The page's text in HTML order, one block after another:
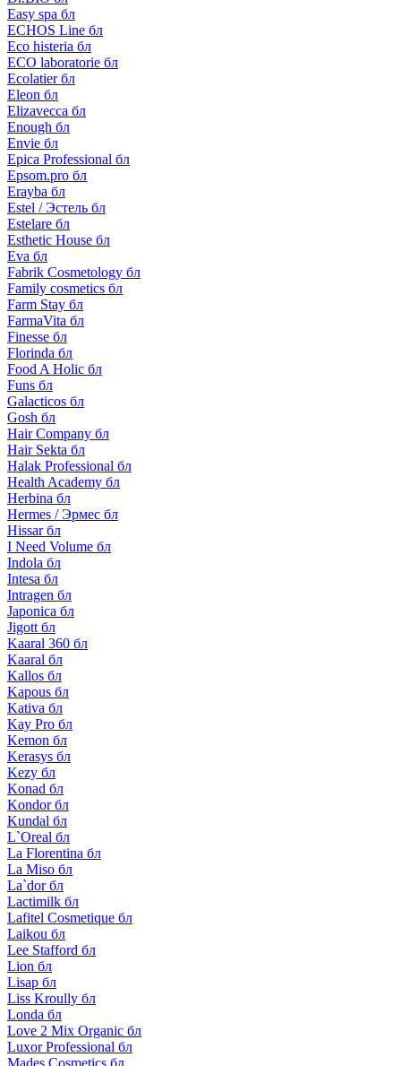
Easy spa бл
ECHOS Line бл
Eco histeria бл
ECO laboratorie бл
Ecolatier бл
Eleon бл
Elizavecca бл
Enough бл
Envie бл
Epica Professional бл
Epsom.pro бл
Erayba бл
Estel / Эстель бл
Estelare бл
Esthetic House бл
Eva бл
Fabrik Cosmetology бл
Family cosmetics бл
Farm Stay бл
FarmaVita бл
Finesse бл
Florinda бл
Food A Holic бл
Funs бл
Galacticos бл
Gosh бл
Hair Company бл
Hair Sekta бл
Halak Professional бл
Health Academy бл
Herbina бл
Hermes / Эрмес бл
Hissar бл
I Need Volume бл
Indola бл
Intesa бл
Intragen бл
Japonica бл
Jigott бл
Kaaral 360 бл
Kaaral бл
Kallos бл
Kapous бл
Kativa бл
Kay Pro бл
Kemon бл
Kerasys бл
Kezy бл
Konad бл
Kondor бл
Kundal бл
L`Oreal бл
La Florentina бл
La Miso бл
La`dor бл
Lactimilk бл
Lafitel Cosmetique бл
Laikou бл
Lee Stafford бл
Lion бл
Lisap бл
Liss Kroully бл
Londa бл
Love 2 Mix Organic бл
Luxor Professional бл